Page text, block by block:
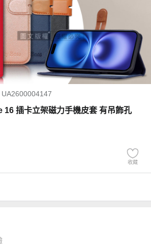
16 插卡立架磁力手機皮套 有吊飾孔
收藏